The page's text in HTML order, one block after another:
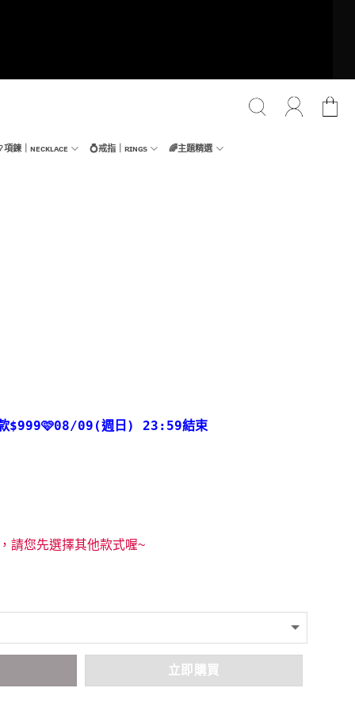
項鍊｜ɴᴇᴄᴋʟᴀᴄᴇ 💍戒指｜ʀɪɴɢs 🌈主題精選
$999🩷08/09(週日) 23:59結束
請您先選擇其他款式喔~
立即購買